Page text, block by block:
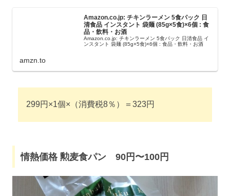
Amazon.co.jp: チキンラーメン 5食パック 日
清食品 インスタント 袋麺 (85g×5食)×6個 : 食
品・飲料・お酒
Amazon.co.jp: チキンラーメン 5食パック 日清食品 イ
ンスタント 袋麺 (85g×5食)×6個 : 食品・飲料・お酒
amzn.to
299円×1個×（消費税8％）＝323円
情熱価格 勲麦食パン 90円〜100円